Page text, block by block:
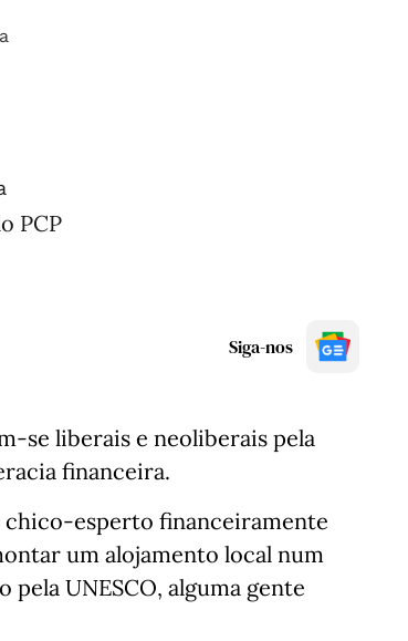
PCP
Siga-nos
se liberais e neoliberais pela
financeira.
esperto financeiramente
um alojamento local num
UNESCO, alguma gente